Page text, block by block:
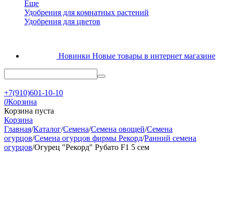
Еще
Удобрения для комнатных растений
Удобрения для цветов
Новинки Новые товары в интернет магазине
+7(910)601-10-10
0Корзина
Корзина пуста
Корзина
Главная/Каталог/Семена/Семена овощей/Семена
огурцов/Семена огурцов фирмы Рекорд/Ранний семена
огурцов/Огурец "Рекорд" Рубато F1 5 сем